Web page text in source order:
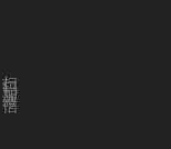
扫码加微信